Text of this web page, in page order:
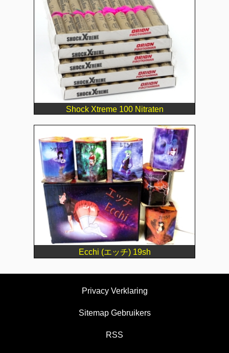
Shock Xtreme 100 Nitraten
Ecchi (エッチ) 19sh
Privacy Verklaring
Sitemap Gebruikers
RSS